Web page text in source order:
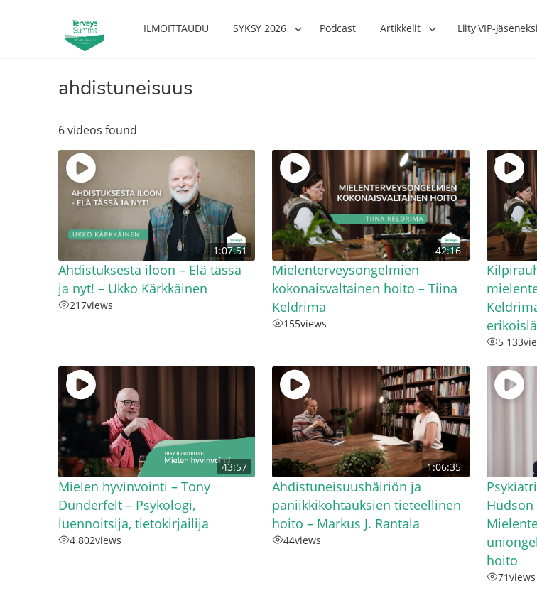
ILMOITTAUDU SYKSY 2026 Podcast Artikkelit Liity VIP-jäseneksi
ahdistuneisuus
6 videos found
1:07:51
Ahdistuksesta iloon – Elä tässä
ja nyt! – Ukko Kärkkäinen
217views
42:16
Mielenterveysongelmien
kokonaisvaltainen hoito – Tiina
Keldrima
155views
5 133
43:57
Mielen hyvinvointi – Tony
Dunderfelt – Psykologi,
luennoitsija, tietokirjailija
4 802views
1:06:35
Ahdistuneisuushäiriön ja
paniikkikohtauksien tieteellinen
hoito – Markus J. Rantala
44views
Hudson
hoito
71views
Lihasharjoittelu on naisen tärkein
hormonihoito – Kaisa Jaakkola